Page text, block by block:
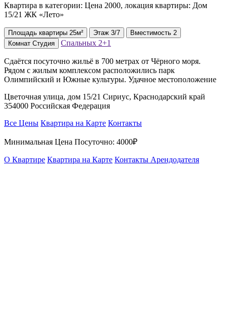
Квартира в категории: Цена 2000, локация квартиры: Дом
15/21 ЖК «Лето»
Площадь квартиры 25м² Этаж 3/7 Вместимость 2
Комнат Студия Спальных 2+1
Сдаётся посуточно жильё в 700 метрах от Чёрного моря.
Рядом с жилым комплексом расположились парк
Олимпийский и Южные культуры. Удачное местоположение
Цветочная улица, дом 15/21 Сириус, Краснодарский край
354000 Российская Федерация
Все Цены Квартира на Карте Контакты
Минимальная Цена Посуточно: 4000₽
О Квартире Квартира на Карте Контакты Арендодателя